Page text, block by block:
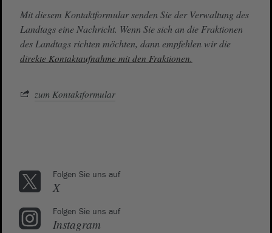
Mit diesem Kontaktformular senden Sie der Verwaltung des
Landtags eine Nachricht. Wenn Sie sich an die Fraktionen
des Landtags richten möchten, dann empfehlen wir die
direkte Kontaktaufnahme mit den Fraktionen.
zum Kontaktformular
Folgen Sie uns auf
X
Folgen Sie uns auf
Instagram